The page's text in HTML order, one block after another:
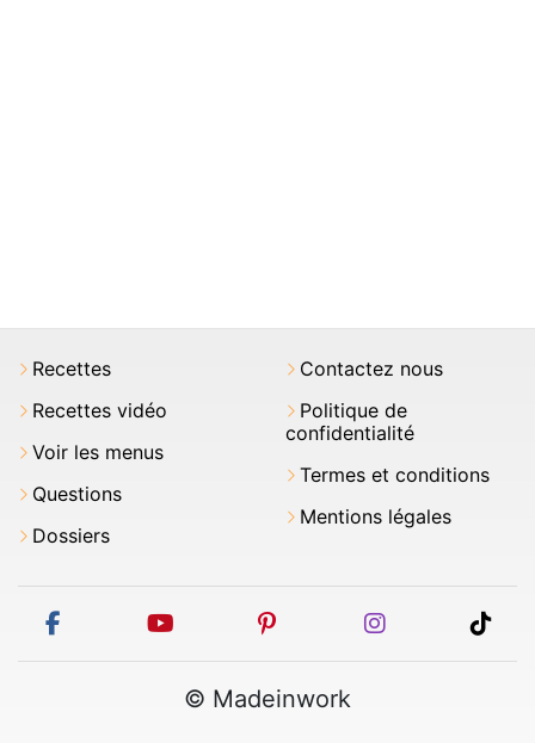
Recettes
Recettes vidéo
Voir les menus
Questions
Dossiers
Contactez nous
Politique de
confidentialité
Termes et conditions
Mentions légales
facebook youtube pinterest instagram
© Madeinwork